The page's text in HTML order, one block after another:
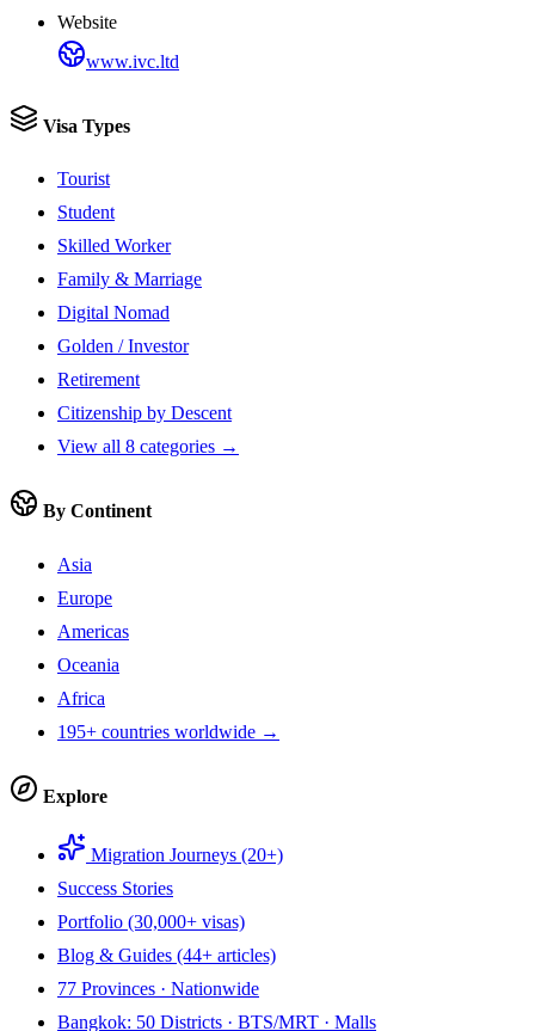
Website
www.ivc.ltd
Visa Types
Tourist
Student
Skilled Worker
Family & Marriage
Digital Nomad
Golden / Investor
Retirement
Citizenship by Descent
View all 8 categories →
By Continent
Asia
Europe
Americas
Oceania
Africa
195+ countries worldwide →
Explore
Migration Journeys (20+)
Success Stories
Portfolio (30,000+ visas)
Blog & Guides (44+ articles)
77 Provinces · Nationwide
Bangkok: 50 Districts · BTS/MRT · Malls